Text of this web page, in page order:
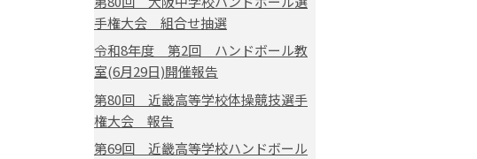
手権大会 組合せ抽選
令和8年度 第2回 ハンドボール教
室(6月29日)開催報告
第80回 近畿高等学校体操競技選手
権大会 報告
第69回 近畿高等学校ハンドボール